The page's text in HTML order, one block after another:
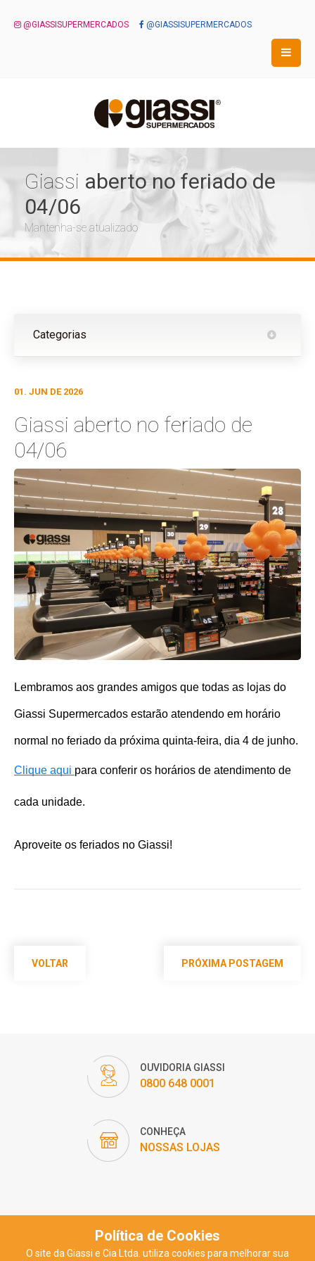
@GIASSISUPERMERCADOS @GIASSISUPERMERCADOS
Giassi aberto no feriado de
04/06
Mantenha-se atualizado
Categorias
01. JUN DE 2026
Giassi aberto no feriado de
04/06
Lembramos aos grandes amigos que todas as lojas do
Giassi Supermercados estarão atendendo em horário
normal no feriado da próxima quinta-feira, dia 4 de junho.
Clique aqui para conferir os horários de atendimento de
cada unidade.
Aproveite os feriados no Giassi!
PRÓXIMA POSTAGEM
VOLTAR
Política de Cookies
O site da Giassi e Cia Ltda. utiliza cookies para melhorar sua
OUVIDORIA GIASSI
0800 648 0001
CONHEÇA
NOSSAS LOJAS
2018 - GIASSI SUPERMERCADOS ©